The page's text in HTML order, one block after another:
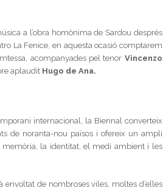
a l’obra homònima de Sardou després
La Fenice, en aquesta ocasió comptarem
acompanyades pel tenor Vincenzo
aplaudit Hugo de Ana.
internacional, la Biennal converteix
de noranta-nou països i ofereix un ampli
la identitat, el medi ambient i les
de nombroses viles, moltes d’elles